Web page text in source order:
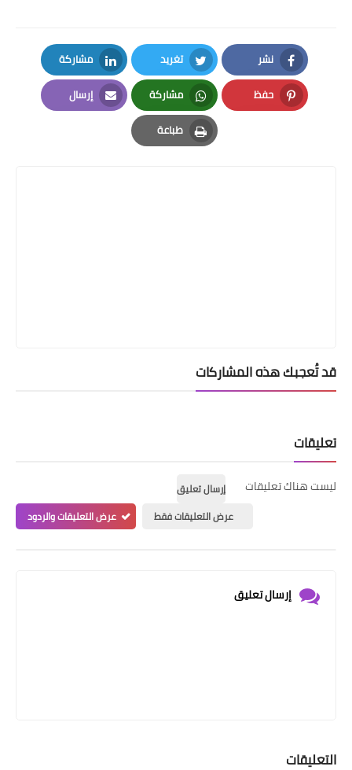
نشر
Facebook
تغريد
Twitter
مشاركة
LinkedIn
حفظ
Pinterest
مشاركة
Whatsapp
إرسال
Email
طباعة
Print
قد تُعجبك هذه المشاركات
تعليقات
ليست هناك تعليقات
إرسال تعليق
عرض التعليقات فقط
عرض التعليقات والردود
إرسال تعليق
التعليقات